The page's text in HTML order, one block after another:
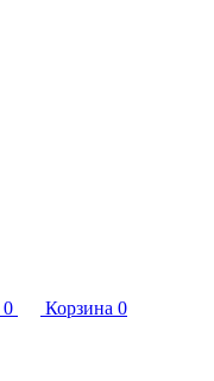
0 Корзина 0